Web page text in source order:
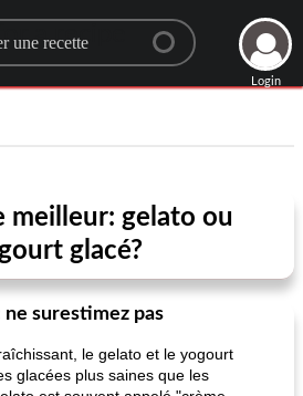
a recipe
Login
meilleur: gelato ou
glacé?
surestimez pas
le gelato et le yogourt
glacées plus saines que les